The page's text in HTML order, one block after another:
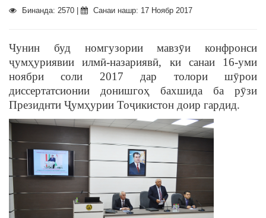
Бинанда: 2570 | Санаи нашр: 17 Ноябр 2017
Чунин буд номгузории мавзȳи конфронси
ҷумҳуриявии илмӣ-назариявӣ, ки санаи 16-уми
ноябри соли 2017 дар толори шȳрои
диссертатсионии донишгоҳ бахшида ба рȳзи
Президнти Ҷумҳурии Тоҷикистон доир гардид.